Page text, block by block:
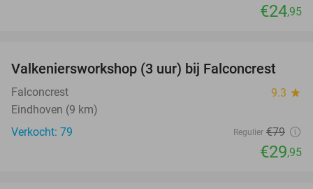
€24,95
62%
Valkeniersworkshop (3 uur) bij Falconcrest
Falconcrest 9.3 star
Eindhoven (9 km)
Verkocht: 79
Regulier €79
€29,95